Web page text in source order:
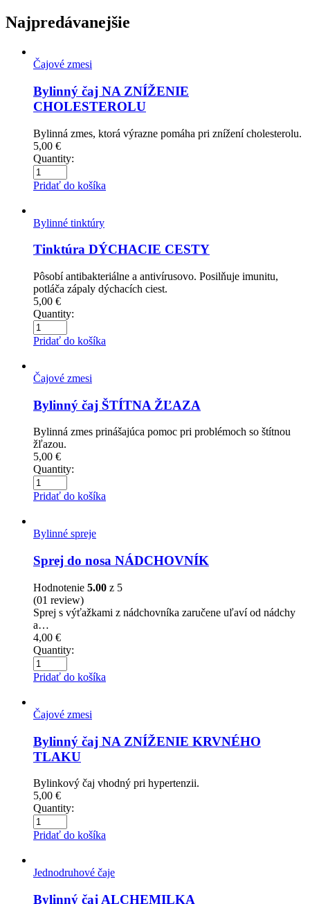
Najpredávanejšie
Čajové zmesi
Bylinný čaj NA ZNÍŽENIE
CHOLESTEROLU
Bylinná zmes, ktorá výrazne pomáha pri znížení cholesterolu.
5,00 €
Quantity:
Pridať do košíka
Bylinné tinktúry
Tinktúra DÝCHACIE CESTY
Pôsobí antibakteriálne a antivírusovo. Posilňuje imunitu,
potláča zápaly dýchacích ciest.
5,00 €
Quantity:
Pridať do košíka
Čajové zmesi
Bylinný čaj ŠTÍTNA ŽĽAZA
Bylinná zmes prinášajúca pomoc pri problémoch so štítnou
žľazou.
5,00 €
Quantity:
Pridať do košíka
Bylinné spreje
Sprej do nosa NÁDCHOVNÍK
Hodnotenie 5.00 z 5
(01 review)
Sprej s výťažkami z nádchovníka zaručene uľaví od nádchy
a…
4,00 €
Quantity:
Pridať do košíka
Čajové zmesi
Bylinný čaj NA ZNÍŽENIE KRVNÉHO
TLAKU
Bylinkový čaj vhodný pri hypertenzii.
5,00 €
Quantity:
Pridať do košíka
Jednodruhové čaje
Bylinný čaj ALCHEMILKA